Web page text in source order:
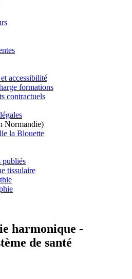
accessibilité
formations
contractuels
Normandie)
la Blouette
publiés
tissulaire
harmonique -
de santé